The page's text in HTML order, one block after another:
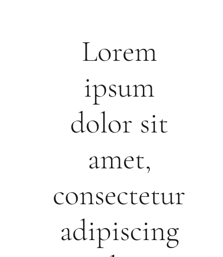
Lorem
ipsum
dolor sit
amet,
consectetur
adipiscing